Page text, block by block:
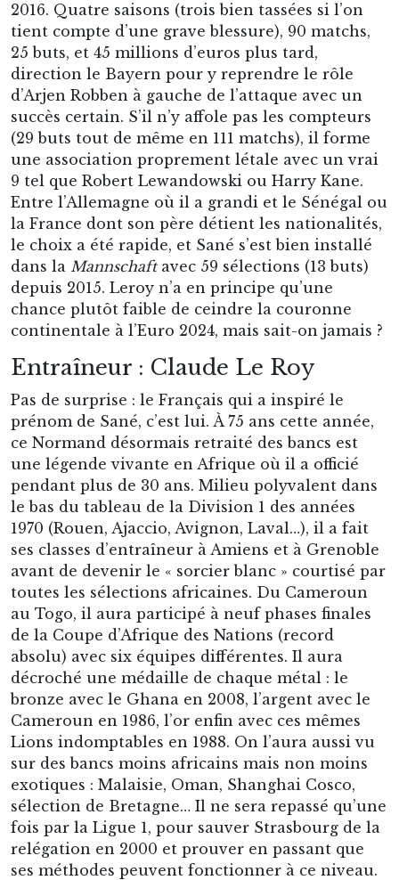
2016. Quatre saisons (trois bien tassées si l’on
tient compte d’une grave blessure), 90 matchs,
25 buts, et 45 millions d’euros plus tard,
direction le Bayern pour y reprendre le rôle
d’Arjen Robben à gauche de l’attaque avec un
succès certain. S’il n’y affole pas les compteurs
(29 buts tout de même en 111 matchs), il forme
une association proprement létale avec un vrai
9 tel que Robert Lewandowski ou Harry Kane.
Entre l’Allemagne où il a grandi et le Sénégal ou
la France dont son père détient les nationalités,
le choix a été rapide, et Sané s’est bien installé
dans la Mannschaftavec 59 sélections (13 buts)
depuis 2015. Leroy n’a en principe qu’une
chance plutôt faible de ceindre la couronne
continentale à l’Euro 2024, mais sait-on jamais ?
Entraîneur : Claude Le Roy
Pas de surprise : le Français qui a inspiré le
prénom de Sané, c’est lui. À 75 ans cette année,
ce Normand désormais retraité des bancs est
une légende vivante en Afrique où il a officié
pendant plus de 30 ans. Milieu polyvalent dans
le bas du tableau de la Division 1 des années
1970 (Rouen, Ajaccio, Avignon, Laval…), il a fait
ses classes d’entraîneur à Amiens et à Grenoble
avant de devenir le « sorcier blanc » courtisé par
toutes les sélections africaines. Du Cameroun
au Togo, il aura participé à neuf phases finales
de la Coupe d’Afrique des Nations (record
absolu) avec six équipes différentes. Il aura
décroché une médaille de chaque métal : le
bronze avec le Ghana en 2008, l’argent avec le
Cameroun en 1986, l’or enfin avec ces mêmes
Lions indomptables en 1988. On l’aura aussi vu
sur des bancs moins africains mais non moins
exotiques : Malaisie, Oman, Shanghai Cosco,
sélection de Bretagne… Il ne sera repassé qu’une
fois par la Ligue 1, pour sauver Strasbourg de la
relégation en 2000 et prouver en passant que
ses méthodes peuvent fonctionner à ce niveau.